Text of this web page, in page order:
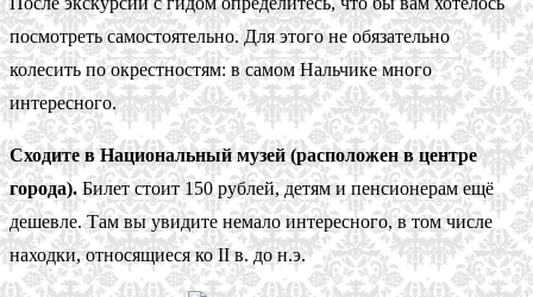
посмотреть самостоятельно. Для этого не обязательно
колесить по окрестностям: в самом Нальчике много
интересного.
Сходите в Национальный музей (расположен в центре
города). Билет стоит 150 рублей, детям и пенсионерам ещё
дешевле. Там вы увидите немало интересного, в том числе
находки, относящиеся ко II в. до н.э.